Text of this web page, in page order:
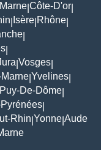
Côte-D'or
Isère Rhône
Vosges
Yvelines
Puy-De-Dôme
Rhin Yonne Aude